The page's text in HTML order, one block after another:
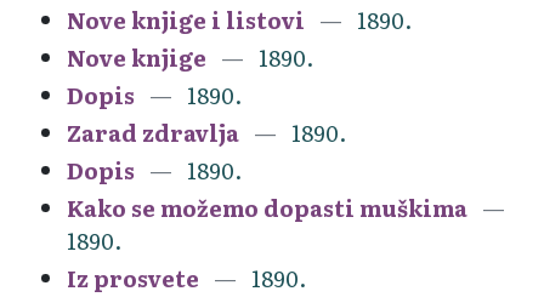
Nove knjige i listovi
1890.
Nove knjige
1890.
Dopis
1890.
Zarad zdravlja
1890.
Dopis
1890.
Kako se možemo dopasti muškima
1890.
Iz prosvete
1890.